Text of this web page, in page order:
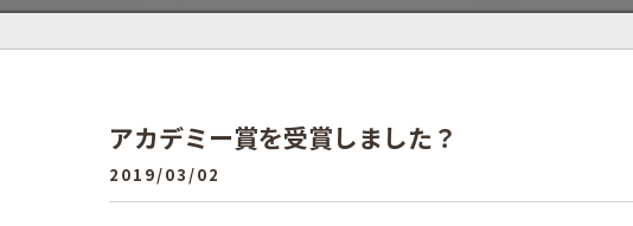
アカデミー賞を受賞しました？
2019/03/02